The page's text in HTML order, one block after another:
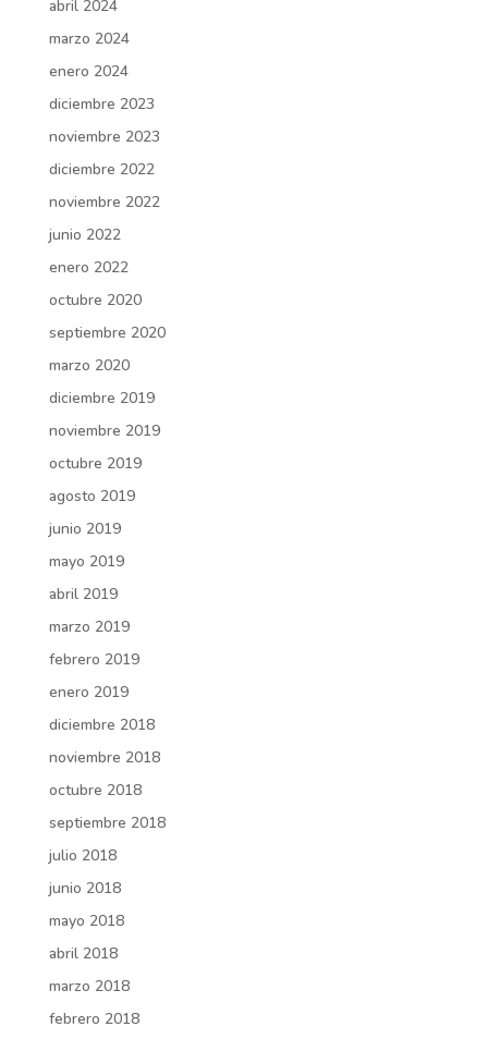
abril 2024
marzo 2024
enero 2024
diciembre 2023
noviembre 2023
diciembre 2022
noviembre 2022
junio 2022
enero 2022
octubre 2020
septiembre 2020
marzo 2020
diciembre 2019
noviembre 2019
octubre 2019
agosto 2019
junio 2019
mayo 2019
abril 2019
marzo 2019
febrero 2019
enero 2019
diciembre 2018
noviembre 2018
octubre 2018
septiembre 2018
julio 2018
junio 2018
mayo 2018
abril 2018
marzo 2018
febrero 2018